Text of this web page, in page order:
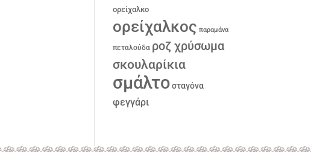
ορείχαλκο
ορείχαλκος παραμάνα
πεταλούδα ροζ χρύσωμα
σκουλαρίκια
σμάλτοσταγόνα
φεγγάρι